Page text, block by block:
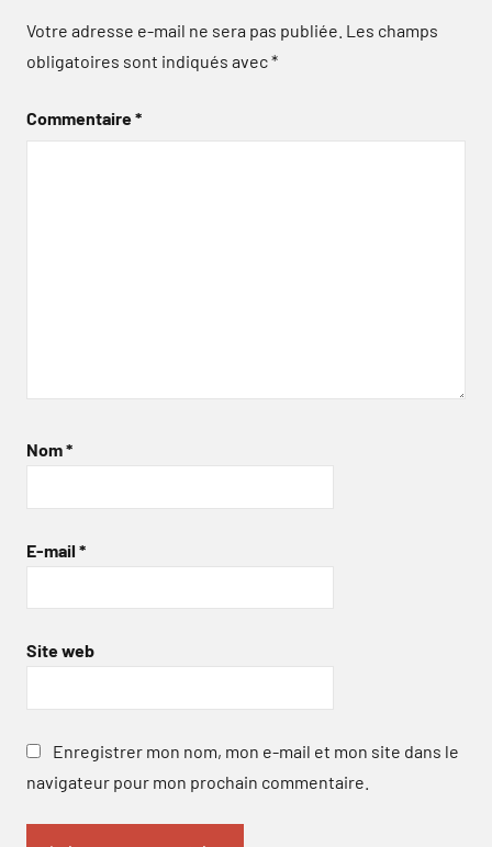
Votre adresse e-mail ne sera pas publiée. Les champs
obligatoires sont indiqués avec*
Commentaire*
Nom*
E-mail *
Site web
Enregistrer mon nom, mon e-mail et mon site dans le
navigateur pour mon prochain commentaire.